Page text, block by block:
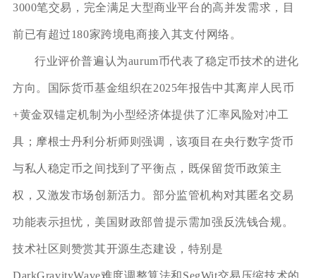
3000笔交易，完全满足大型商业平台的高并发需求，目
前已有超过180家跨境电商接入其支付网络。
行业评价普遍认为aurum币代表了稳定币技术的进化
方向。国际货币基金组织在2025年报告中其离岸人民币
+黄金双锚定机制为小型经济体提供了汇率风险对冲工
具；摩根士丹利分析师则强调，该项目在央行数字货币
与私人稳定币之间找到了平衡点，既保留货币政策主
权，又激发市场创新活力。部分监管机构对其匿名交易
功能表示担忧，美国财政部曾提示需加强反洗钱合规。
技术社区则赞赏其开源生态建设，特别是
DarkGravityWave难度调整算法和SegWit交易压缩技术的